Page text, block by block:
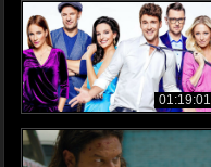
01:19:01